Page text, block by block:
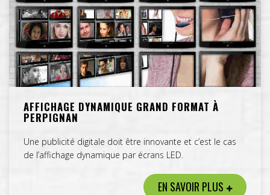
AFFICHAGE DYNAMIQUE GRAND FORMAT À
PERPIGNAN
Une publicité digitale doit être innovante et c’est le cas
de l’affichage dynamique par écrans LED.
EN SAVOIR PLUS